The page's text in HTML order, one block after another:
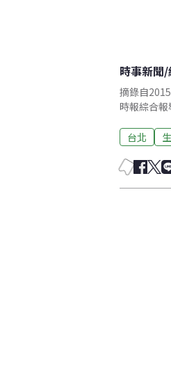
時事新聞/
摘錄自
時報綜合報
台北